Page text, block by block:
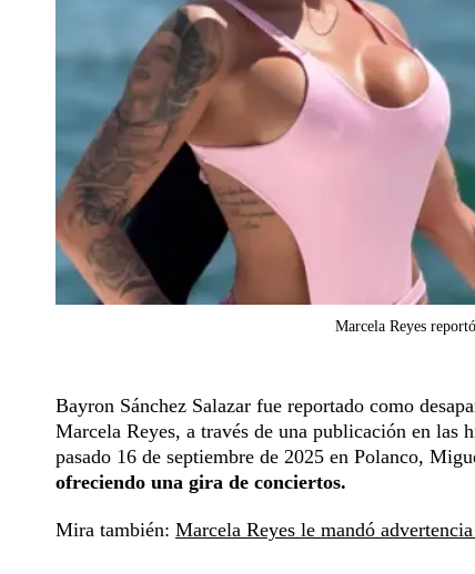
Marcela Reyes
Bayron Sánchez Salazar fue reportado como
Marcela Reyes, a través de una publicación en las
pasado 16 de septiembre de 2025 en Polanco,
ofreciendo una gira de conciertos.
Mira también: Marcela Reyes le mandó